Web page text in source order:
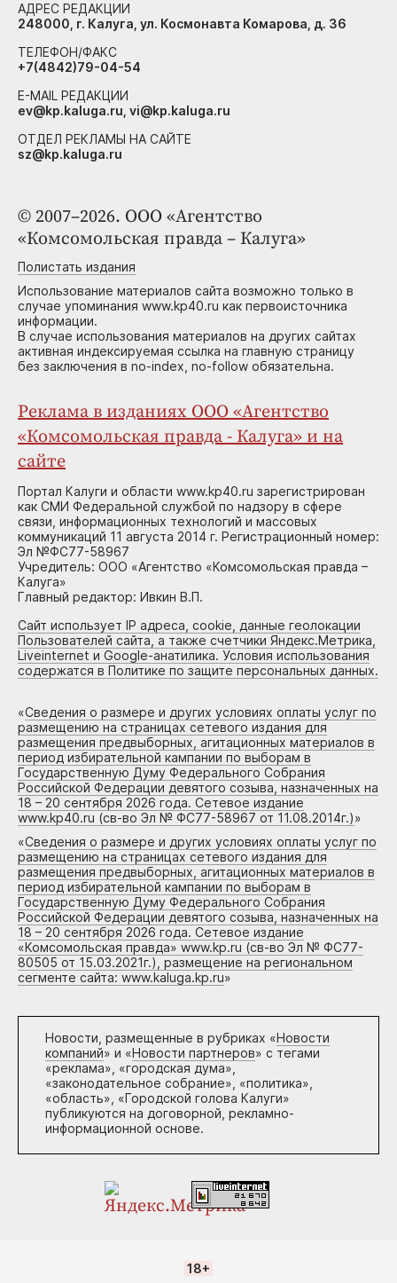
© 2007–2026. ООО «Агентство
«Комсомольская правда – Калуга»
Полистать издания
Использование материалов сайта возможно только в
случае упоминания www.kp40.ru как первоисточника
информации.
В случае использования материалов на других сайтах
активная индексируемая ссылка на главную страницу
без заключения в no-index, no-follow обязательна.
Реклама в изданиях ООО «Агентство
«Комсомольская правда - Калуга» и на
сайте
Портал Калуги и области www.kp40.ru зарегистрирован
как СМИ Федеральной службой по надзору в сфере
связи, информационных технологий и массовых
коммуникаций 11 августа 2014 г. Регистрационный номер:
Эл №ФС77-58967
Учредитель: ООО «Агентство «Комсомольская правда –
Калуга»
Главный редактор: Ивкин В.П.
Сайт использует IP адреса, cookie, данные геолокации
Пользователей сайта, а также счетчики Яндекс.Метрика,
Liveinternet и Google-анатилика. Условия использования
содержатся в Политике по защите персональных данных.
«Сведения о размере и других условиях оплаты услуг по
размещению на страницах сетевого издания для
размещения предвыборных, агитационных материалов в
период избирательной кампании по выборам в
Государственную Думу Федерального Собрания
Российской Федерации девятого созыва, назначенных на
18 – 20 сентября 2026 года. Сетевое издание
www.kp40.ru (св-во Эл № ФС77-58967 от 11.08.2014г.)»
«Сведения о размере и других условиях оплаты услуг по
размещению на страницах сетевого издания для
размещения предвыборных, агитационных материалов в
период избирательной кампании по выборам в
Государственную Думу Федерального Собрания
Российской Федерации девятого созыва, назначенных на
18 – 20 сентября 2026 года. Сетевое издание
«Комсомольская правда» www.kp.ru (св-во Эл № ФС77-
80505 от 15.03.2021г.), размещение на региональном
сегменте сайта: www.kaluga.kp.ru»
Новости, размещенные в рубриках «Новости
компаний» и «Новости партнеров» с тегами
«реклама», «городская дума»,
«законодательное собрание», «политика»,
«область», «Городской голова Калуги»
публикуются на договорной, рекламно-
информационной основе.
АДРЕС РЕДАКЦИИ
248000, г. Калуга, ул. Космонавта Комарова, д. 36
ТЕЛЕФОН/ФАКС
+7(4842)79-04-54
E-MAIL РЕДАКЦИИ
ev@kp.kaluga.ru, vi@kp.kaluga.ru
ОТДЕЛ РЕКЛАМЫ НА САЙТЕ
sz@kp.kaluga.ru
18+